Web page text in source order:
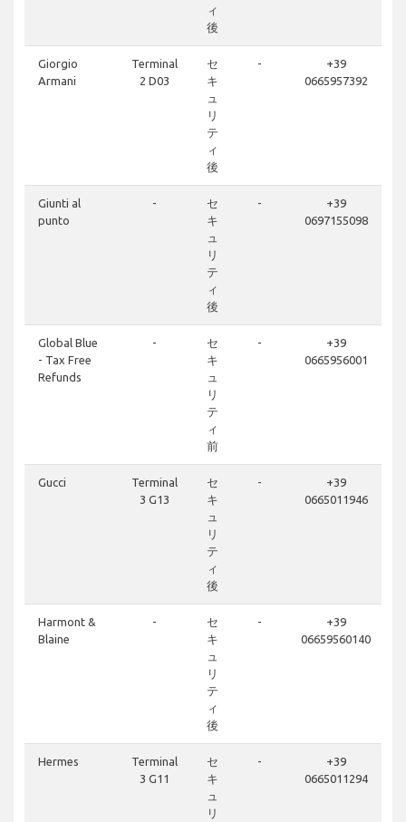
ィ
後
Giorgio
Armani
Terminal
2 D03
セ
キ
ュ
リ
テ
ィ
後
-
+39
0665957392
Giunti al
punto
-
セ
キ
ュ
リ
テ
ィ
後
-
+39
0697155098
Global Blue
- Tax Free
Refunds
-
セ
キ
ュ
リ
テ
ィ
前
-
+39
0665956001
Gucci
Terminal
3 G13
セ
キ
ュ
リ
テ
ィ
後
-
+39
0665011946
Harmont &
Blaine
-
セ
キ
ュ
リ
テ
ィ
後
-
+39
06659560140
Hermes
Terminal
3 G11
セ
キ
ュ
リ
-
+39
0665011294